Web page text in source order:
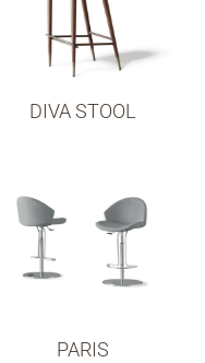
DIVA STOOL
PARIS